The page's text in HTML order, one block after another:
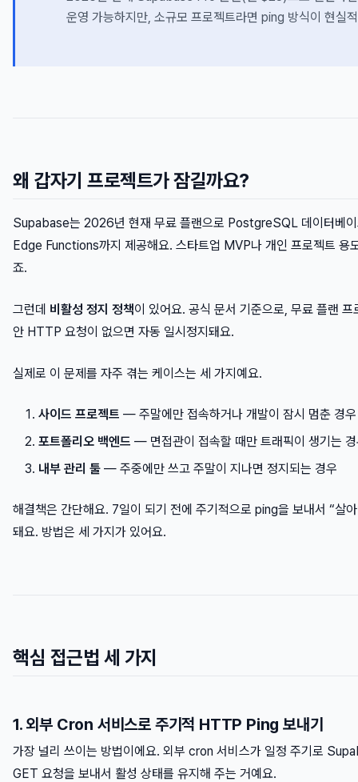
운영 가능하지만, 소규모 프로젝트라면 ping 방식이 현실
왜 갑자기 프로젝트가 잠길까요?
Supabase는 2026년 현재 무료 플랜으로 PostgreSQL 데이터베
Edge Functions까지 제공해요. 스타트업 MVP나 개인 프로젝트 용
죠.
그런데 비활성 정지 정책이 있어요. 공식 문서 기준으로, 무료 플랜
안 HTTP 요청이 없으면 자동 일시정지돼요.
실제로 이 문제를 자주 겪는 케이스는 세 가지예요.
사이드 프로젝트 — 주말에만 접속하거나 개발이 잠시 멈춘 경우
포트폴리오 백엔드 — 면접관이 접속할 때만 트래픽이 생기는
내부 관리 툴 — 주중에만 쓰고 주말이 지나면 정지되는 경우
해결책은 간단해요. 7일이 되기 전에 주기적으로 ping을 보내서 “살
돼요. 방법은 세 가지가 있어요.
핵심 접근법 세 가지
1. 외부 Cron 서비스로 주기적 HTTP Ping 보내기
가장 널리 쓰이는 방법이에요. 외부 cron 서비스가 일정 주기로
GET 요청을 보내서 활성 상태를 유지해 주는 거예요.